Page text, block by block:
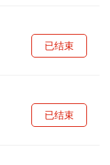
已结束
已结束